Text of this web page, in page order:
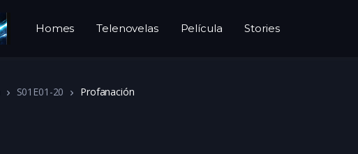
Homes Telenovelas Película Stories
S01E01-20 Profanación